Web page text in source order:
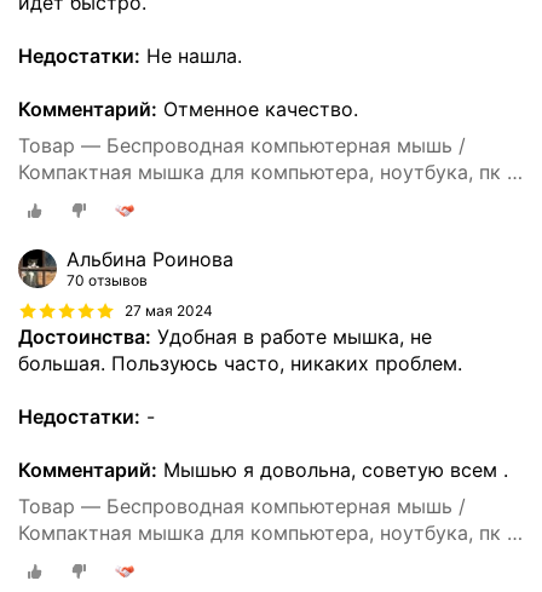
Недостатки: Не нашла.
Комментарий: Отменное качество.
Товар — Беспроводная компьютерная мышь /
Компактная мышка для компьютера, ноутбука, пк и
макбука / Ультратонкий дизайн / Бесшумные
клавиши / Встроенный аккумулятор / Bluetooth /
Black Альбина Роинова
70 отзывов
27 мая 2024
Достоинства: Удобная в работе мышка, не
большая. Пользуюсь часто, никаких проблем.
Недостатки: -
Комментарий: Мышью я довольна, советую всем .
Товар — Беспроводная компьютерная мышь /
Компактная мышка для компьютера, ноутбука, пк и
макбука / Ультратонкий дизайн / Бесшумные
клавиши / Встроенный аккумулятор / Bluetooth /